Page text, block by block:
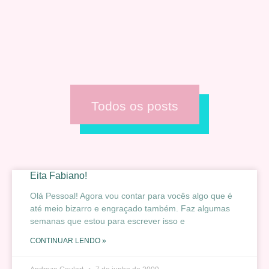
Todos os posts
Eita Fabiano!
Olá Pessoal! Agora vou contar para vocês algo que é
até meio bizarro e engraçado também. Faz algumas
semanas que estou para escrever isso e
CONTINUAR LENDO »